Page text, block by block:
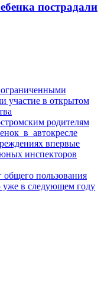
пострадали
участие в открытом
родителям
впервые
инспекторов
общего пользования
в следующем году